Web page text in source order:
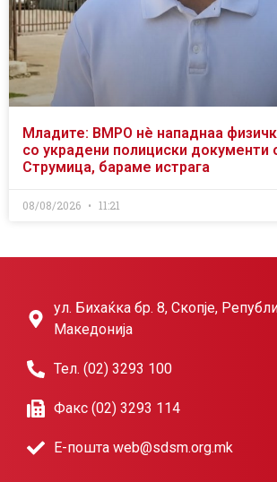
Младите: ВМРО нè нападнаа
со украдени полициски документи
Струмица, бараме истрага
08/08/2026 11:21
ул. Бихаќка бр. 8, Скопје,
Македонија
Тел. (02) 3293 100
Факс (02) 3293 114
Е-пошта web@sdsm.org.mk